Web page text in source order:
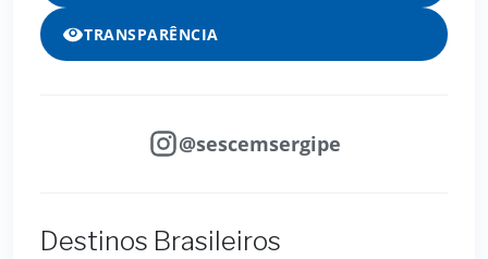
TRANSPARÊNCIA
@sescemsergipe
Destinos Brasileiros